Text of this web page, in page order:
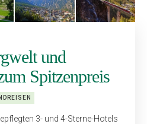
und
Spitzenpreis
3- und 4-Sterne-Hotels